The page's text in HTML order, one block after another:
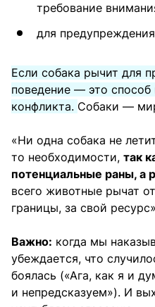
требование
для
Если собака рычит для
поведение — это
конфликта. Собаки —
«Ни одна собака не
то необходимости, так
потенциальные раны, а
всего животные рычат
границы, за свой
Важно: когда мы
убеждается, что
боялась («Ага, как я и
и непредсказуем»). И